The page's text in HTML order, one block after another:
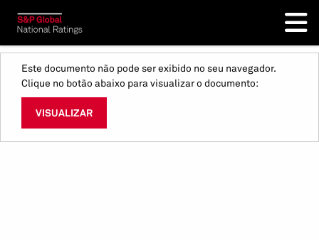
Este documento não pode ser exibido no seu navegador.
Clique no botão abaixo para visualizar o documento:
VISUALIZAR